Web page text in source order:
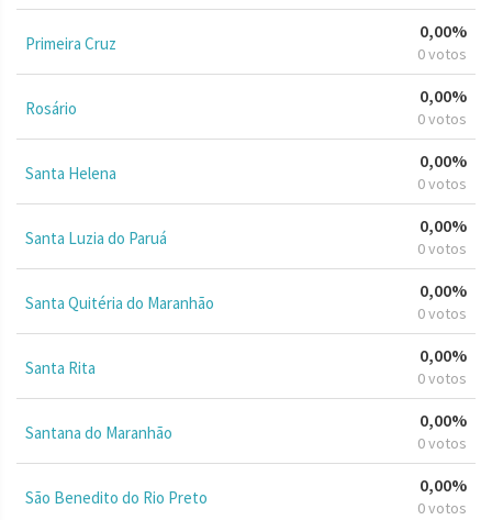
Primeira Cruz
0,00%
0 votos
Rosário
0,00%
0 votos
Santa Helena
0,00%
0 votos
Santa Luzia do Paruá
0,00%
0 votos
Santa Quitéria do Maranhão
0,00%
0 votos
Santa Rita
0,00%
0 votos
Santana do Maranhão
0,00%
0 votos
São Benedito do Rio Preto
0,00%
0 votos